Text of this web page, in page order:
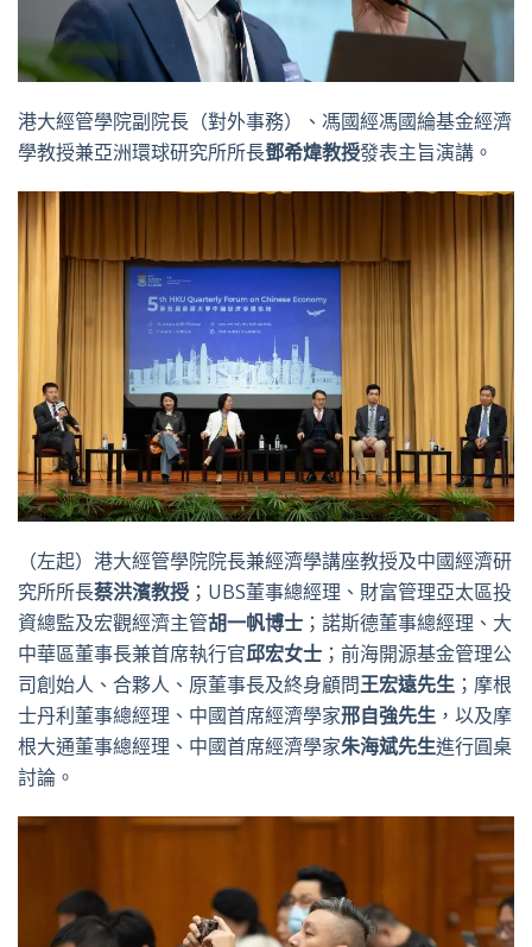
港大經管學院副院長（對外事務）、馮國經馮國綸基金經濟
學教授兼亞洲環球研究所所長鄧希煒教授發表主旨演講。
（左起）港大經管學院院長兼經濟學講座教授及中國經濟研
究所所長蔡洪濱教授 ；UBS董事總經理、財富管理亞太區投
資總監及宏觀經濟主管胡一帆博士 ；諾斯德董事總經理、大
中華區董事長兼首席執行官邱宏女士 ；前海開源基金管理公
司創始人、合夥人、原董事長及終身顧問王宏遠先生 ；摩根
士丹利董事總經理、中國首席經濟學家邢自強先生 ，以及摩
根大通董事總經理、中國首席經濟學家朱海斌先生進行圓桌
討論。